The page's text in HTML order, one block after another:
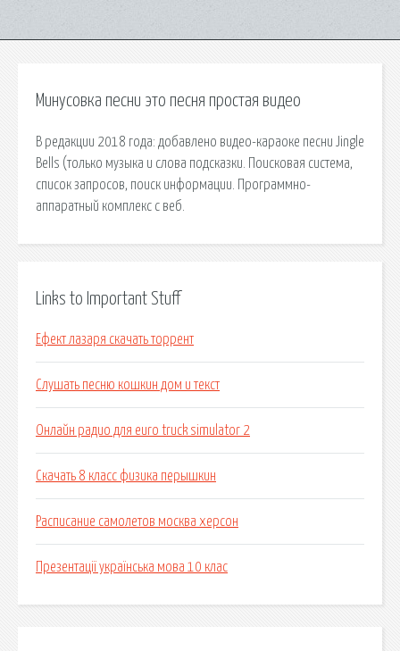
Минусовка песни это песня простая видео
В редакции 2018 года: добавлено видео-караоке песни Jingle
Bells (только музыка и слова подсказки. Поисковая сиcтема,
список запросов, поиск информации. Программно-
аппаратный комплекс с веб.
Links to Important Stuff
Ефект лазаря скачать торрент
Слушать песню кошкин дом и текст
Онлайн радио для euro truck simulator 2
Скачать 8 класс физика перышкин
Расписание самолетов москва херсон
Презентації українська мова 10 клас